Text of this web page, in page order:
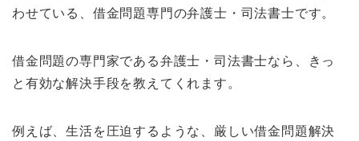
わせている、借金問題専門の弁護士・司法書士です。
借金問題の専門家である弁護士・司法書士なら、きっ
と有効な解決手段を教えてくれます。
例えば、生活を圧迫するような、厳しい借金問題解決